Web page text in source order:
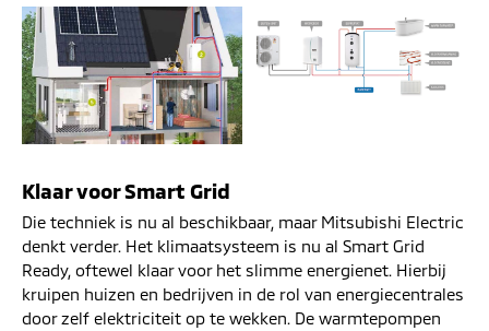
Klaar voor Smart Grid
Die techniek is nu al beschikbaar, maar Mitsubishi Electric
denkt verder. Het klimaatsysteem is nu al Smart Grid
Ready, oftewel klaar voor het slimme energienet. Hierbij
kruipen huizen en bedrijven in de rol van energiecentrales
door zelf elektriciteit op te wekken. De warmtepompen